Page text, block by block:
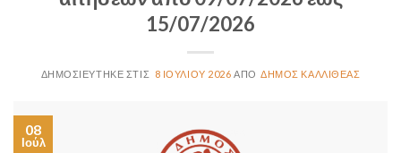
15/07/2026
8 ΙΟΥΛΊΟΥ 2026 ΔΉΜΟΣ ΚΑΛΛΙΘΈΑΣ
08
Ιούλ